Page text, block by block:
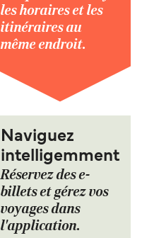
les horaires et les
itinéraires au
même endroit.
Naviguez
intelligemment
Réservez des e-
billets et gérez vos
voyages dans
l'application.